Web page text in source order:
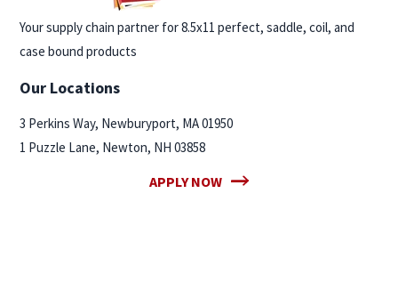
Your supply chain partner for 8.5x11 perfect, saddle, coil, and
case bound products
Our Locations
3 Perkins Way, Newburyport, MA 01950
1 Puzzle Lane, Newton, NH 03858
APPLY NOW